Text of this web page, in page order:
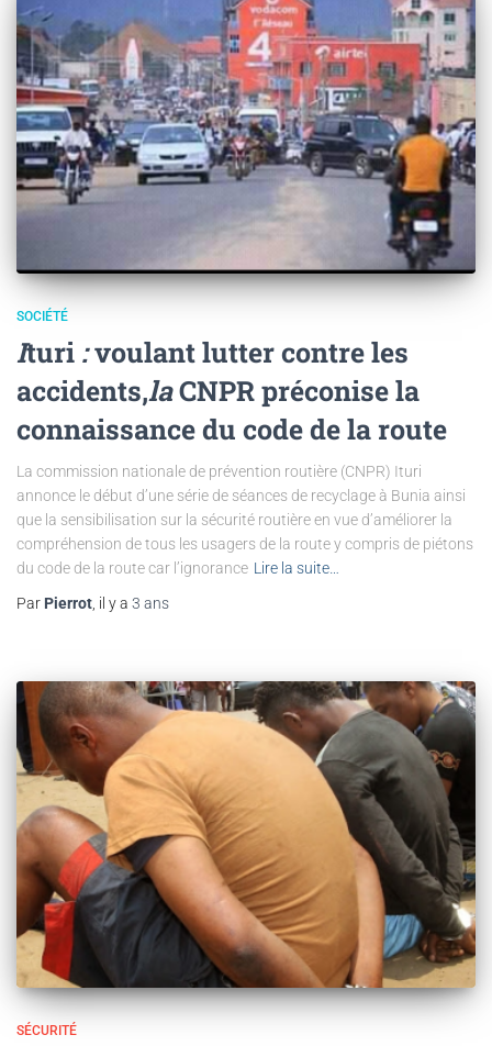
SOCIÉTÉ
Ituri :voulant lutter contre les
accidents,laCNPR préconise la
connaissance du code de la route
La commission nationale de prévention routière (CNPR) Ituri
annonce le début d’une série de séances de recyclage à Bunia ainsi
que la sensibilisation sur la sécurité routière en vue d’améliorer la
compréhension de tous les usagers de la route y compris de piétons
du code de la route car l’ignorance Lire la suite…
Par Pierrot , il y a 3 ans
SÉCURITÉ